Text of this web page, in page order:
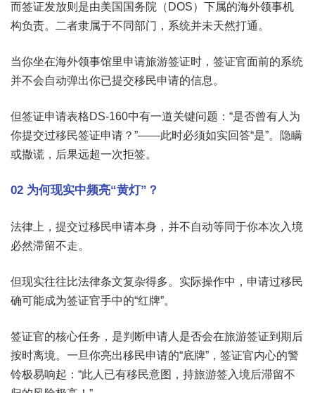
而签证发放则是由美国国务院（DOS）下属的海外领事机
构负责。二者隶属于不同部门，系统并未天然打通。
当你坐在海外领事馆里申请旅游签证时，签证官面前的系统
并不会自动弹出你已提交移民申请的信息。
但签证申请表格DS-160中有一道关键问题：“是否曾有人为
你提交过移民签证申请？”——此时必须如实回答“是”。隐瞒
或撒谎，后果远超一次拒签。
02 为何现实中频亮“黄灯”？
法律上，提交过移民申请本身，并不自动等同于你本次入境
必然滞留不走。
但现实往往比法律条文复杂得多。实际操作中，申请过移民
确可能成为签证官手中的“红牌”。
签证官的核心任务，是判断申请人是否会在旅游签证到期后
按时离境。一旦你亮出移民申请的“底牌”，签证官内心的警
铃极易响起：“此人已有移民意图，持旅游签入境后滞留不